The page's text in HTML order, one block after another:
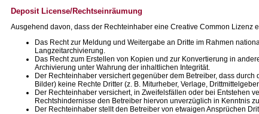
Deposit License/Rechtseinräumung
Ausgehend davon, dass der Rechteinhaber eine Creative Common Lizenz
Das Recht zur Meldung und Weitergabe an Dritte im Rahmen
Langzeitarchivierung.
Das Recht zum Erstellen von Kopien und zur Konvertierung in
Archivierung unter Wahrung der inhaltlichen Integrität.
Der Rechteinhaber versichert gegenüber dem Betreiber, dass durch
Bilder) keine Rechte Dritter (z. B. Miturheber, Verlage,
Der Rechteinhaber versichert, in Zweifelsfällen oder bei Entstehen
Rechtshindernisse den Betreiber hiervon unverzüglich in Kenntnis zu
Der Rechteinhaber stellt den Betreiber von etwaigen Ansprüchen